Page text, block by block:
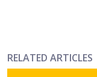
RELATED ARTICLES